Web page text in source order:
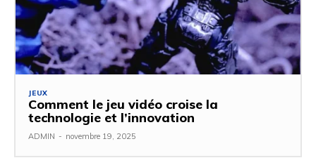
JEUX
Comment le jeu vidéo croise la
technologie et l’innovation
ADMIN - novembre 19, 2025